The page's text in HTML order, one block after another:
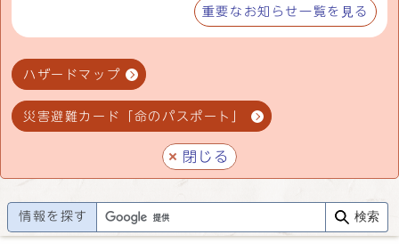
重要なお知らせ一覧を見る
ハザードマップ
災害避難カード「命のパスポート」
閉じる
情報を探す 検索